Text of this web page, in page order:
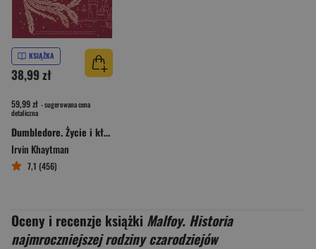
KSIĄŻKA
38,99 zł
59,99 zł - sugerowana cena
detaliczna
Dumbledore. Życie i kłamstwa najsłynniejszego dyrektora Hogwartu
Irvin Khaytman
7,1 (456)
Oceny i recenzje książki Malfoy. Historia
najmroczniejszej rodziny czarodziejów